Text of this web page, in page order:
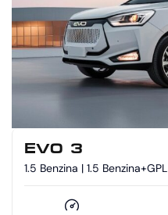
EVO 3
1.5 Benzina | 1.5 Benzina+GPL